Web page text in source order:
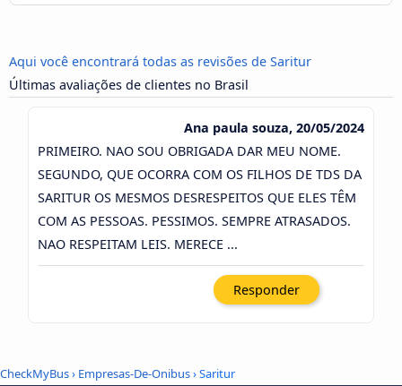
Aqui você encontrará todas as revisões de Saritur
Últimas avaliações de clientes no Brasil
Ana paula souza, 20/05/2024
PRIMEIRO. NAO SOU OBRIGADA DAR MEU NOME.
SEGUNDO, QUE OCORRA COM OS FILHOS DE TDS DA
SARITUR OS MESMOS DESRESPEITOS QUE ELES TÊM
COM AS PESSOAS. PESSIMOS. SEMPRE ATRASADOS.
NAO RESPEITAM LEIS. MERECE ...
Responder
CheckMyBus› Empresas-De-Onibus› Saritur